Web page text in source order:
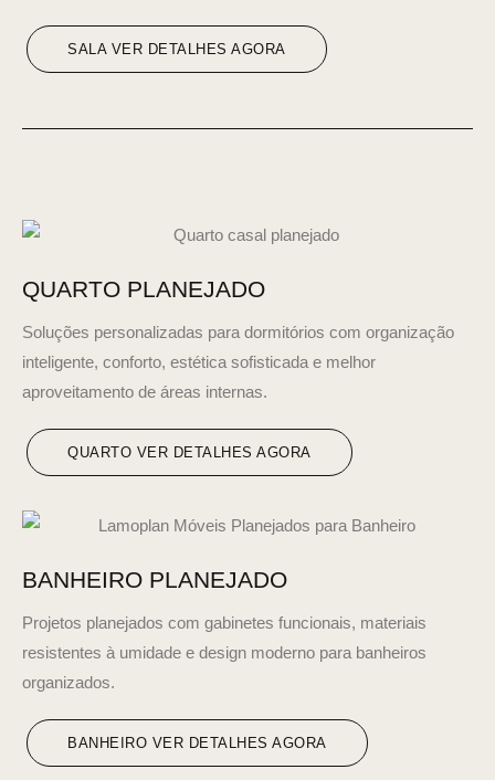
SALA VER DETALHES AGORA
QUARTO PLANEJADO
Soluções personalizadas para dormitórios com organização
inteligente, conforto, estética sofisticada e melhor
aproveitamento de áreas internas.
QUARTO VER DETALHES AGORA
BANHEIRO PLANEJADO
Projetos planejados com gabinetes funcionais, materiais
resistentes à umidade e design moderno para banheiros
organizados.
BANHEIRO VER DETALHES AGORA